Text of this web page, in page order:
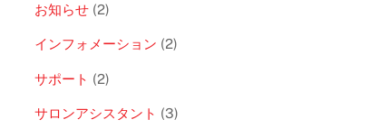
お知らせ(2)
インフォメーション (2)
サポート (2)
サロンアシスタント (3)